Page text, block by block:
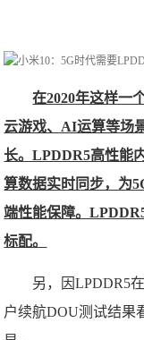
在2020年这样一
云游戏、AI运算等场
长。LPDDR5高性能
算数据实时同步，为
端性能保障。
标配。
另，因LPDDR5
户续航DOU测试结果